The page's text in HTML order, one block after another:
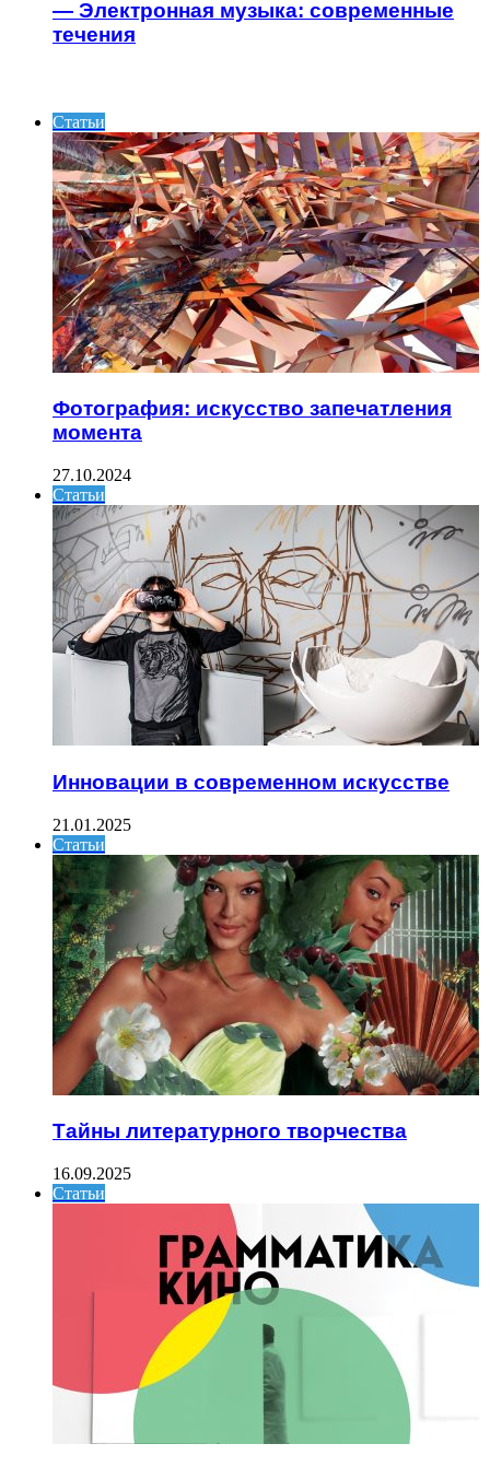
— Электронная музыка: современные
течения
Статьи
Фотография: искусство запечатления
момента
27.10.2024
Статьи
Инновации в современном искусстве
21.01.2025
Статьи
Тайны литературного творчества
16.09.2025
Статьи